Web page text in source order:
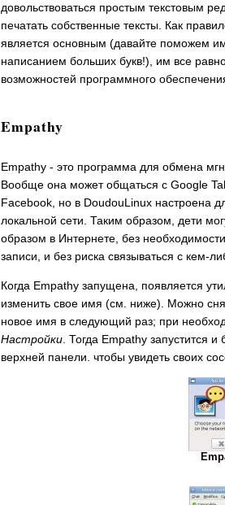
довольствоваться простым текстовым
печатать собственные тексты. Как
является основным (давайте поможем
написанием больших букв!), им все
возможностей программного
Empathy
Empathy - это программа для обмена
Вообще она может общаться с Google
Facebook, но в DoudouLinux настроена
локальной сети. Таким образом, дети
образом в Интернете, без
записи, и без риска связываться с кем-
Когда Empathy запущена, появляется
изменить свое имя (см. ниже). Можно
новое имя в следующий раз; при
Настройки. Тогда Empathy запустится и
верхней панели. чтобы увидеть своих